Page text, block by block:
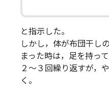
と指示した。
しかし，体が布団干し
まった時は，足を持っ
２～３回繰り返すが，
く。